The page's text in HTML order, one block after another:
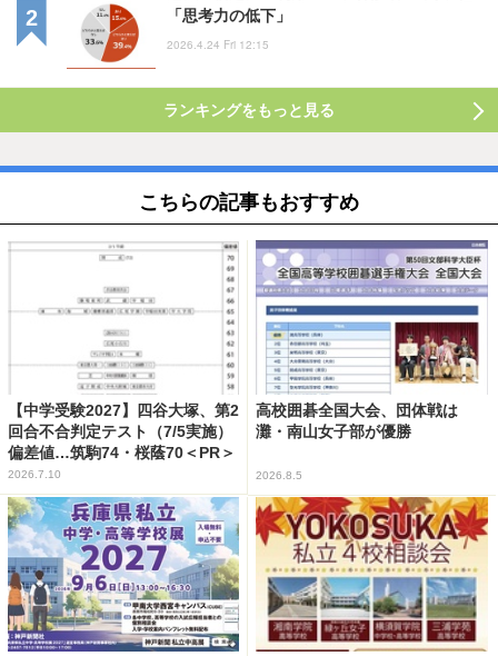
「思考力の低下」
2026.4.24 Fri 12:15
ランキングをもっと見る
こちらの記事もおすすめ
【中学受験2027】四谷大塚、第2
回合不合判定テスト（7/5実施）
偏差値…筑駒74・桜蔭70＜PR＞
2026.7.10
高校囲碁全国大会、団体戦は
灘・南山女子部が優勝
2026.8.5